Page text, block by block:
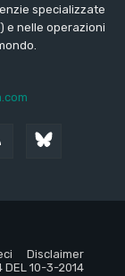
specializzate
e nelle operazioni
Disclaimer
DEL 10-3-2014